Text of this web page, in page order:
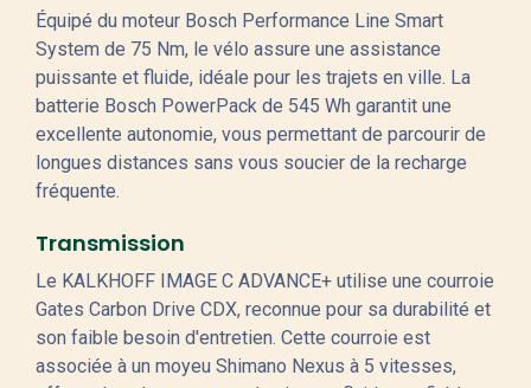
Équipé du moteur Bosch Performance Line Smart
System de 75 Nm, le vélo assure une assistance
puissante et fluide, idéale pour les trajets en ville. La
batterie Bosch PowerPack de 545 Wh garantit une
excellente autonomie, vous permettant de parcourir de
longues distances sans vous soucier de la recharge
fréquente.
Transmission
Le KALKHOFF IMAGE C ADVANCE+ utilise une courroie
Gates Carbon Drive CDX, reconnue pour sa durabilité et
son faible besoin d'entretien. Cette courroie est
associée à un moyeu Shimano Nexus à 5 vitesses,